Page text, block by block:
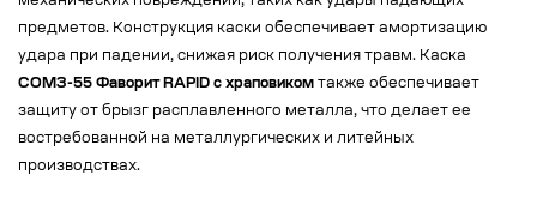
предметов. Конструкция каски обеспечивает амортизацию
удара при падении, снижая риск получения травм. Каска
СОМЗ-55 Фаворит RAPID с храповиком также обеспечивает
защиту от брызг расплавленного металла, что делает ее
востребованной на металлургических и литейных
производствах.